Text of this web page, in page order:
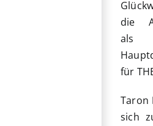
die
für
Taron
sich